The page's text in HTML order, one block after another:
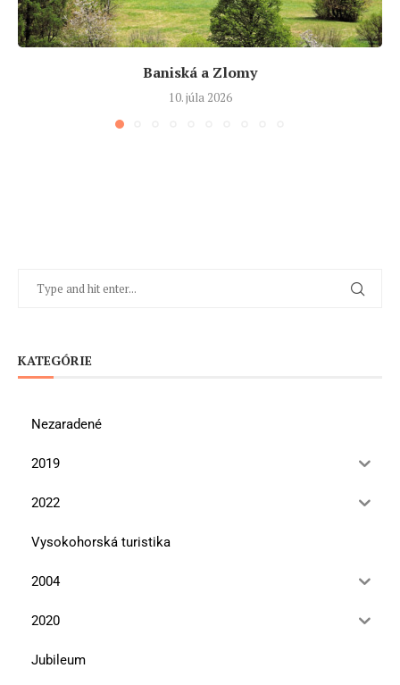
Baniská a Zlomy
10. júla 2026
KATEGÓRIE
Nezaradené
2019
2022
Vysokohorská turistika
2004
2020
Jubileum